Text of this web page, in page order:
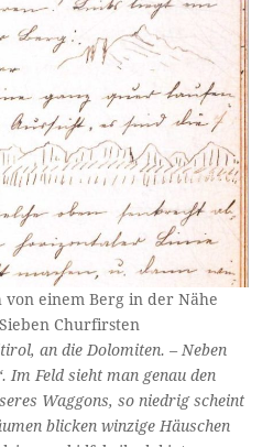
von einem Berg in der Nähe
Churfirsten
an die Dolomiten. – Neben
Im Feld sieht man genau den
Waggons, so niedrig scheint
blicken winzige Häuschen